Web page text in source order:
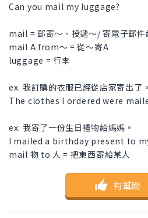
Can you mail my luggage?
mail = 郵寄～、投遞～/ 寄電子郵件
mail A from～ = 從～寄A
luggage = 行李
ex. 我訂購的衣服已經從店家寄出了。
The clothes I ordered were
ex. 我寄了一份生日禮物給媽媽。
I mailed a birthday present to
mail 物 to 人 = 把東西寄給某人
有幫助